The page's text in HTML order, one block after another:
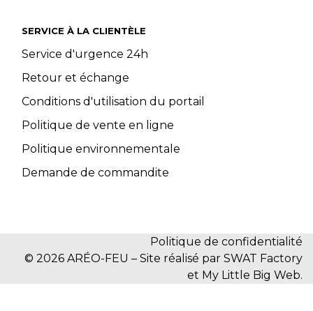
SERVICE À LA CLIENTÈLE
Service d'urgence 24h
Retour et échange
Conditions d'utilisation du portail
Politique de vente en ligne
Politique environnementale
Demande de commandite
Politique de confidentialité
© 2026 ARÉO-FEU – Site réalisé par SWAT Factory
et My Little Big Web.